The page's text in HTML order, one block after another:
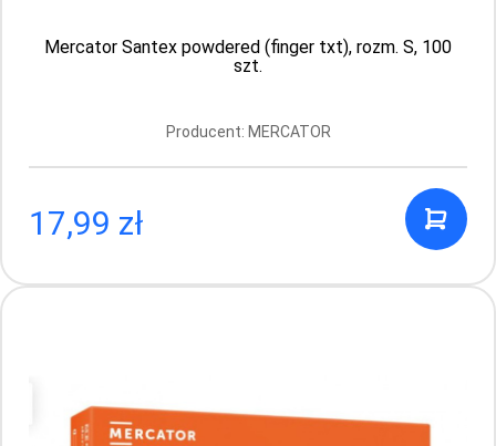
Mercator Santex powdered (finger txt),
Mercator Santex powdered (finger txt), rozm. S, 100
szt.
Producent: MERCATOR
17,99 zł